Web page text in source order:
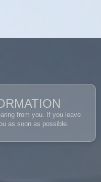
from you. If you leave
as soon as possible.